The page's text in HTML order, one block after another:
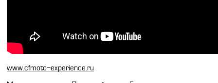
www.cfmoto-experience.ru